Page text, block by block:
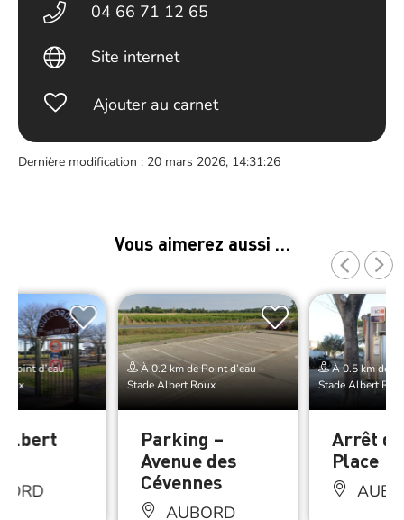
04 66 71 12 65
Site internet
Ajouter au carnet
Dernière modification : 20 mars 2026, 14:31:26
Vous aimerez aussi …
Point d’eau –
Albert
À 0.2 km de Point d’eau –
Stade Albert Roux
Parking –
Avenue des
Cévennes
AUBORD
À 0.5 km de
Stade Albert
Arrêt
Place